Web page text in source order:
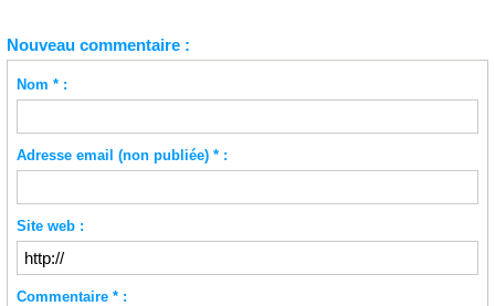
Nouveau commentaire :
Nom * :
Adresse email (non publiée) * :
Site web :
Commentaire * :